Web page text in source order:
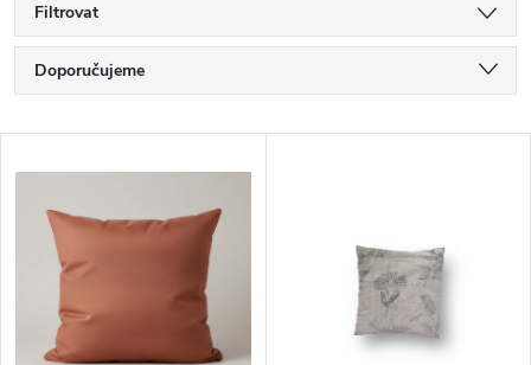
Filtrovat
Ř
a
z
Doporučujeme
Nejprodávanější
Abecedně
V